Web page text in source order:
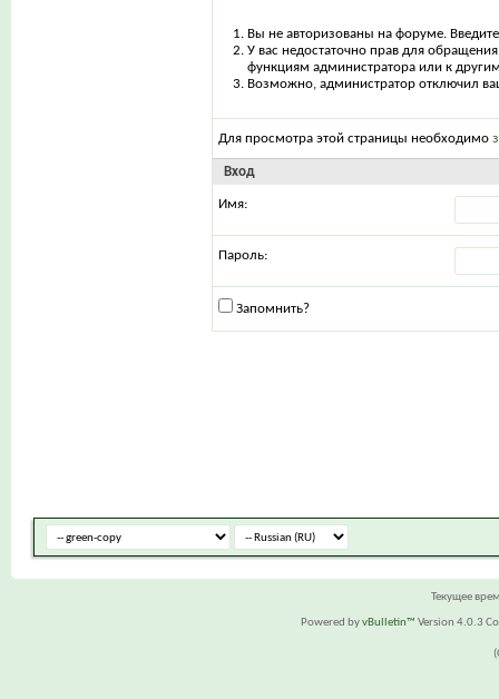
Вы не авторизованы на форуме.
У вас недостаточно прав для
функциям администратора или к
Возможно, администратор отключил
Для просмотра этой страницы необходимо
Вход
Имя:
Пароль:
Запомнить?
Текущее
Powered byvBulletin™ Version 4.0.3